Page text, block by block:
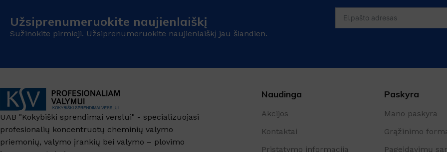
Užsiprenumeruokite naujienlaiškį
Sužinokite pirmieji. Užsiprenumeruokite naujienlaiškį jau šiandien.
UAB "Kokybiški sprendimai verslui" - specializuojasi
profesionalių koncentruotų cheminių valymo
priemonių, valymo įrankių bei valymo – plovimo
Naudinga
Akcijos
Kontaktai
Pristatymo informacija
Paskyra
Mano paskyra
Grąžinimo
Pageidavimų